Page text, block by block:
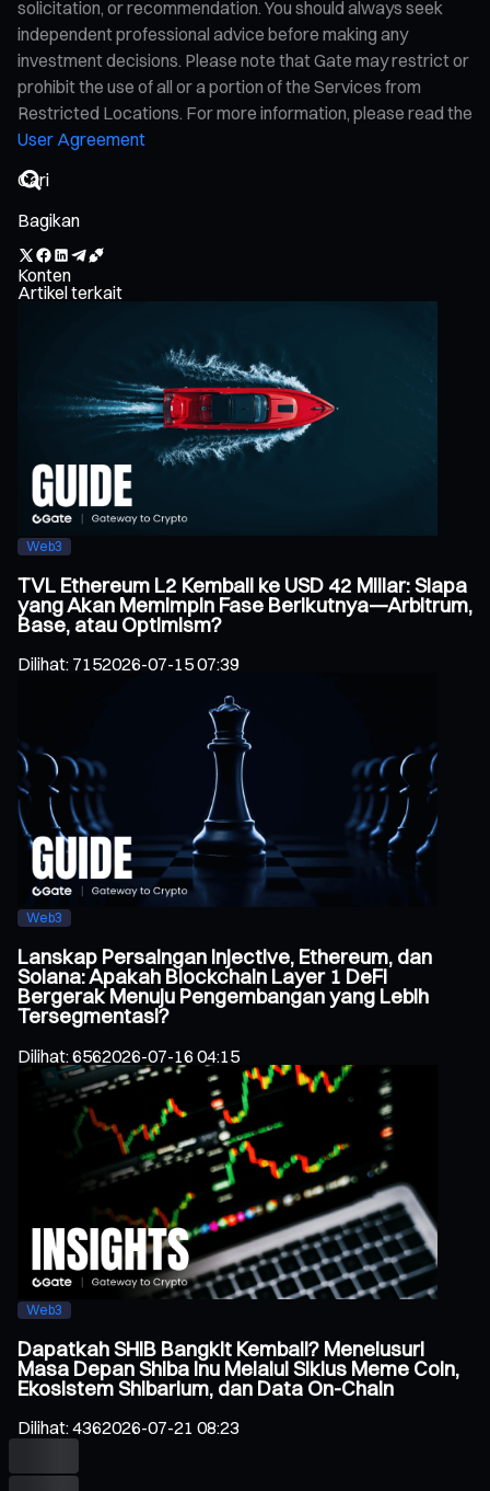
solicitation, or recommendation. You should always seek
independent professional advice before making any
investment decisions. Please note that Gate may restrict or
prohibit the use of all or a portion of the Services from
Restricted Locations. For more information, please read the
User Agreement
Bagikan
Konten
Artikel terkait
Web3
TVL Ethereum L2 Kembali ke USD 42 Miliar: Siapa
yang Akan Memimpin Fase Berikutnya—Arbitrum,
Base, atau Optimism?
Dilihat: 7152026-07-15 07:39
Web3
Lanskap Persaingan Injective, Ethereum, dan
Solana: Apakah Blockchain Layer 1 DeFi
Bergerak Menuju Pengembangan yang Lebih
Tersegmentasi?
Dilihat:6562026-07-16 04:15
Web3
Dapatkah SHIB Bangkit Kembali? Menelusuri
Masa Depan Shiba Inu Melalui Siklus Meme Coin,
Ekosistem Shibarium, dan Data On-Chain
Dilihat:4362026-07-21 08:23